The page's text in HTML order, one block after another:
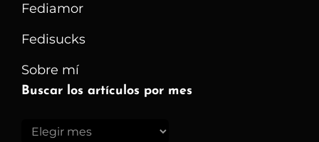
Fediamor
Fedisucks
Sobre mí
Buscar los artículos por mes
Buscar